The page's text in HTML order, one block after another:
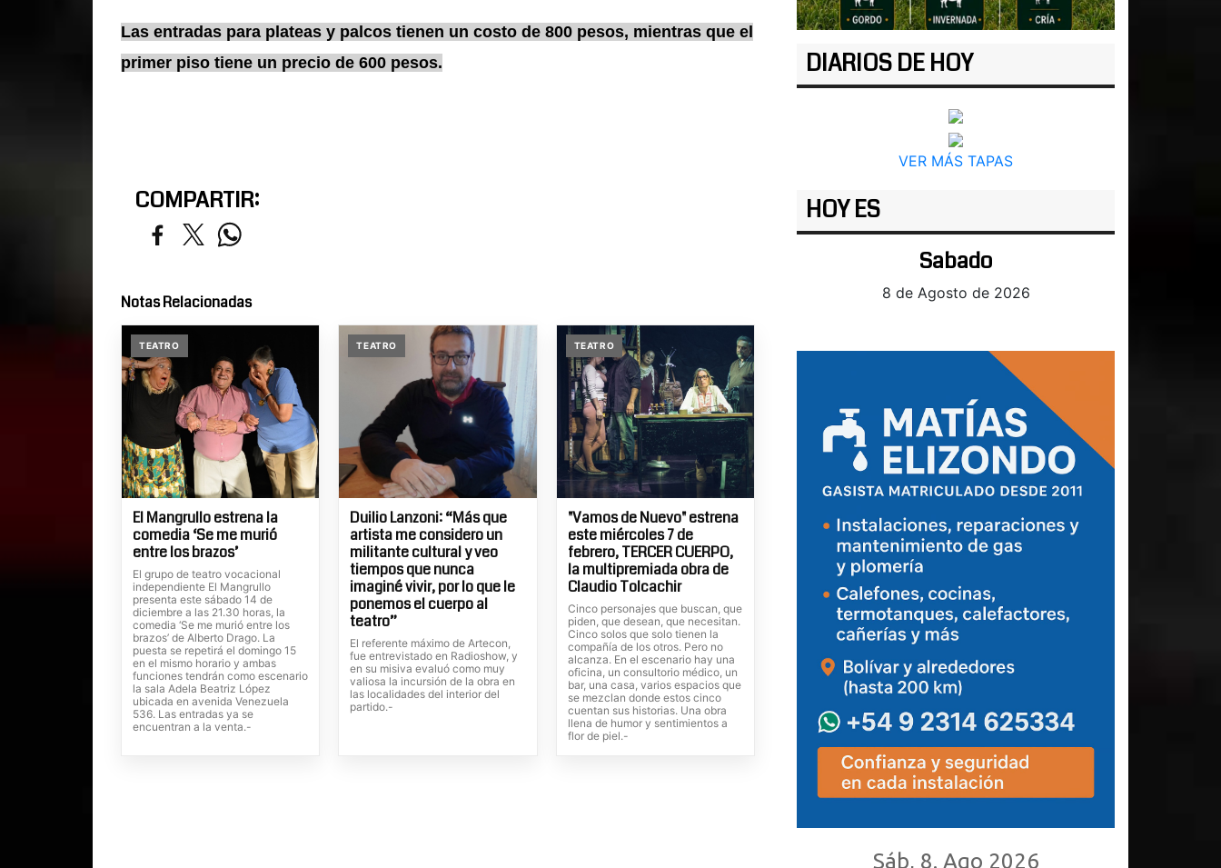
Las entradas para plateas y palcos tienen un costo de 800 pesos, mientras que el
primer piso tiene un precio de 600 pesos.
COMPARTIR:
Notas Relacionadas
TEATRO
El Mangrullo estrena la
comedia ‘Se me murió
entre los brazos’
El grupo de teatro vocacional
independiente El Mangrullo
presenta este sábado 14 de
diciembre a las 21.30 horas, la
comedia ‘Se me murió entre los
brazos’ de Alberto Drago. La
puesta se repetirá el domingo 15
en el mismo horario y ambas
funciones tendrán como escenario
la sala Adela Beatriz López
ubicada en avenida Venezuela
536. Las entradas ya se
encuentran a la venta.-
TEATRO
Duilio Lanzoni: “Más que
artista me considero un
militante cultural y veo
tiempos que nunca
imaginé vivir, por lo que le
ponemos el cuerpo al
teatro”
El referente máximo de Artecon,
fue entrevistado en Radioshow, y
en su misiva evaluó como muy
valiosa la incursión de la obra en
las localidades del interior del
partido.-
TEATRO
"Vamos de Nuevo" estrena
este miércoles 7 de
febrero, TERCER CUERPO,
la multipremiada obra de
Claudio Tolcachir
Cinco personajes que buscan, que
piden, que desean, que necesitan.
Cinco solos que solo tienen la
compañía de los otros. Pero no
alcanza. En el escenario hay una
oficina, un consultorio médico, un
bar, una casa, varios espacios que
se mezclan donde estos cinco
cuentan sus historias. Una obra
llena de humor y sentimientos a
flor de piel.-
DIARIOS DE HOY
VER MÁS TAPAS
HOY ES
Sabado
8 de Agosto de 2026